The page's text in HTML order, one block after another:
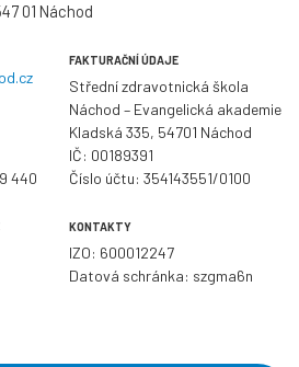
01 Náchod
440
FAKTURAČNÍ ÚDAJE
Střední zdravotnická škola
Náchod – Evangelická akademie
Kladská 335, 54701 Náchod
IČ: 00189391
Číslo účtu: 354143551/0100
KONTAKTY
IZO: 600012247
Datová schránka: szgma6n